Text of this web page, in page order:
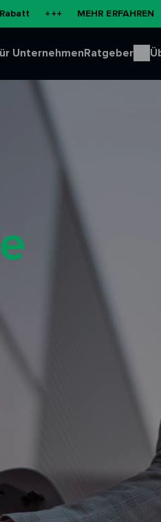
MEHR ERFAHREN +++
UnternehmenRatgeber